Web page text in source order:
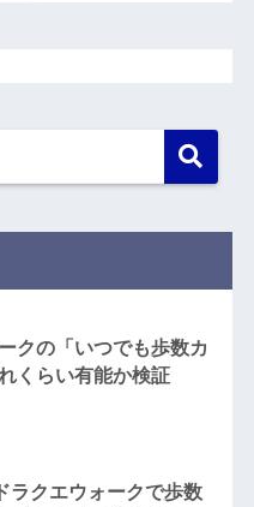
クの「いつでも歩数カ
くらい有能か検証
ラクエウォークで歩数